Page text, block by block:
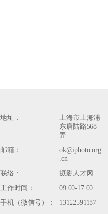
地址：
上海市上海浦
东唐陆路568
弄
邮箱：
ok@iphoto.org
.cn
联络：
摄影人才网
工作时间：
09:00-17:00
手机（微信号）：
13122591187